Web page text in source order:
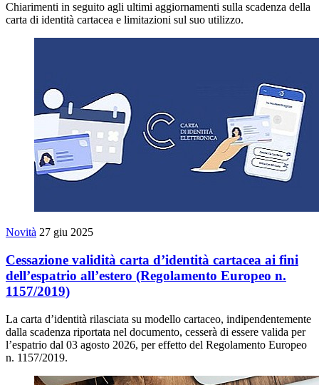
Chiarimenti in seguito agli ultimi aggiornamenti sulla scadenza della
carta di identità cartacea e limitazioni sul suo utilizzo.
Novità 27 giu 2025
Cessazione validità carta d’identità cartacea ai fini
dell’espatrio all’estero (Regolamento Europeo n.
1157/2019)
La carta d’identità rilasciata su modello cartaceo, indipendentemente
dalla scadenza riportata nel documento, cesserà di essere valida per
l’espatrio dal 03 agosto 2026, per effetto del Regolamento Europeo
n. 1157/2019.